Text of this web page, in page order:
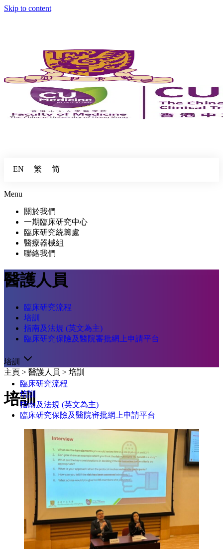
Skip to content
EN 繁 简
Menu
關於我們
一期臨床研究中心
臨床研究統籌處
醫療器械組
聯絡我們
醫護人員
臨床研究流程
培訓
指南及法規 (英文為主)
臨床研究保險及醫院審批網上申請平台
培訓
臨床研究流程
培訓
指南及法規 (英文為主)
臨床研究保險及醫院審批網上申請平台
主頁 > 醫護人員 > 培訓
培訓